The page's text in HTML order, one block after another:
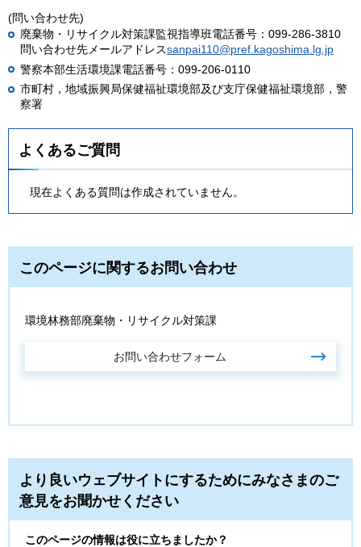
(問い合わせ先)
廃棄物・リサイクル対策課監視指導班電話番号：099-286-3810
問い合わせ先メールアドレスsanpai110@pref.kagoshima.lg.jp
警察本部生活環境課電話番号：099-206-0110
市町村，地域振興局保健福祉環境部及び支庁保健福祉環境部，警
察署
よくあるご質問
現在よくある質問は作成されていません。
このページに関するお問い合わせ
環境林務部廃棄物・リサイクル対策課
より良いウェブサイトにするためにみなさまのご
意見をお聞かせください
このページの情報は役に立ちましたか？